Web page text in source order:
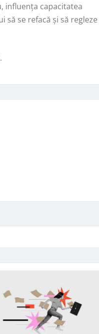
influența capacitatea
se refacă și să regleze